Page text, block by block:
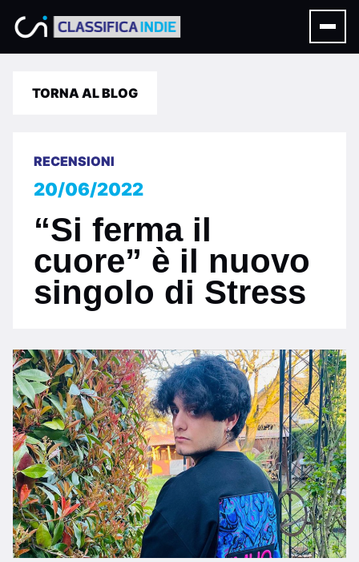
TORNA AL BLOG
RECENSIONI
20/06/2022
“Si ferma il
cuore” è il nuovo
singolo di Stress